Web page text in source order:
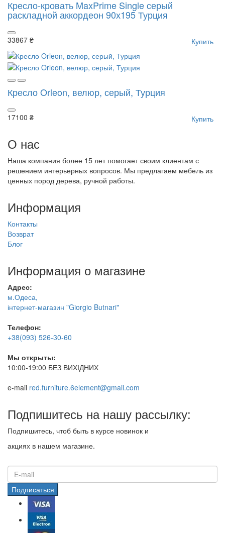
Кресло-кровать MaxPrime Single серый
раскладной аккордеон 90х195 Турция
33867 ₴ Купить
Кресло Orleon, велюр, серый, Турция
17100 ₴ Купить
О нас
Наша компания более 15 лет помогает своим клиентам с
решением интерьерных вопросов. Мы предлагаем мебель из
ценных пород дерева, ручной работы.
Информация
Контакты
Возврат
Блог
Информация о магазине
Адрес:
м.Одеса,
інтернет-магазин "Giorgio Butnari"
Телефон:
+38(093) 526-30-60
Мы открыты:
10:00-19:00 БЕЗ ВИХІДНИХ
e-mail red.furniture.6element@gmail.com
Подпишитесь на нашу рассылку:
Подпишитесь, чтоб быть в курсе новинок и
акциях в нашем магазине.
Подписаться